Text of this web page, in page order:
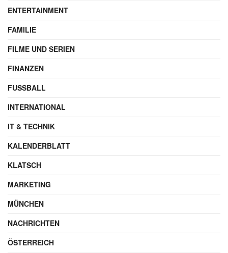
ENTERTAINMENT
FAMILIE
FILME UND SERIEN
FINANZEN
FUSSBALL
INTERNATIONAL
IT & TECHNIK
KALENDERBLATT
KLATSCH
MARKETING
MÜNCHEN
NACHRICHTEN
ÖSTERREICH